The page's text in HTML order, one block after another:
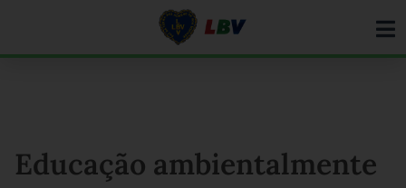
Educação ambientalmente